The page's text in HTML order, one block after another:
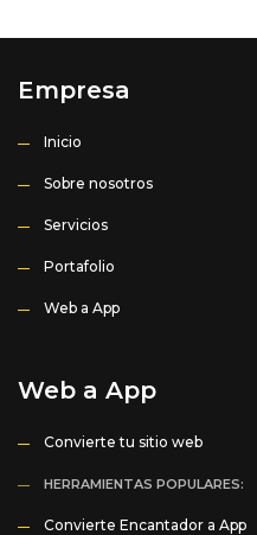
Empresa
Inicio
Sobre nosotros
Servicios
Portafolio
Web a App
Web a App
Convierte tu sitio web
HERRAMIENTAS POPULARES:
Convierte Encantador a App